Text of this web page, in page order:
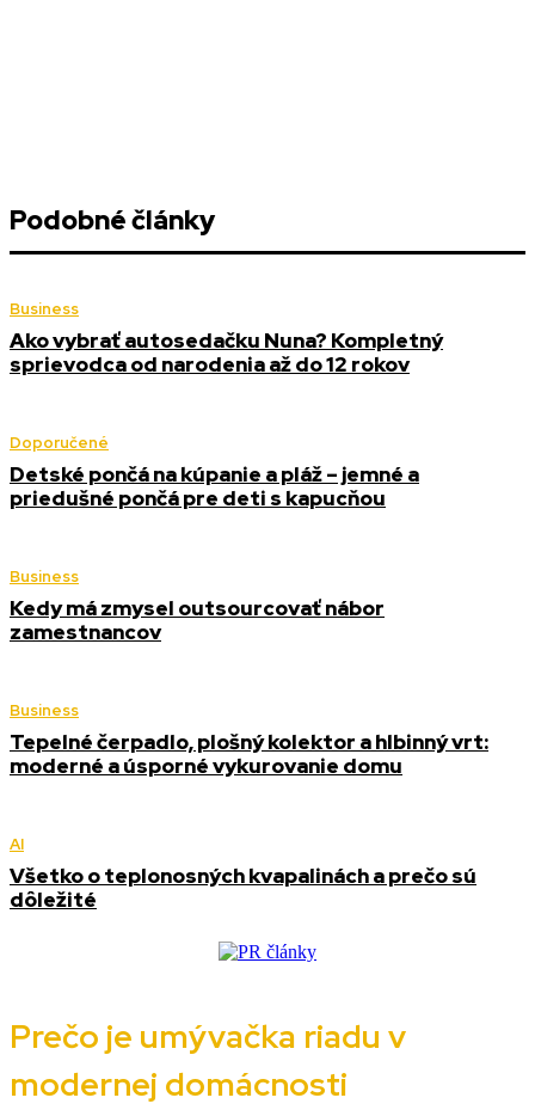
Podobné články
Business
Ako vybrať autosedačku Nuna? Kompletný
sprievodca od narodenia až do 12 rokov
Doporučené
Detské pončá na kúpanie a pláž – jemné a
priedušné pončá pre deti s kapucňou
Business
Kedy má zmysel outsourcovať nábor
zamestnancov
Business
Tepelné čerpadlo, plošný kolektor a hlbinný vrt:
moderné a úsporné vykurovanie domu
AI
Všetko o teplonosných kvapalinách a prečo sú
dôležité
Prečo je umývačka riadu v
modernej domácnosti